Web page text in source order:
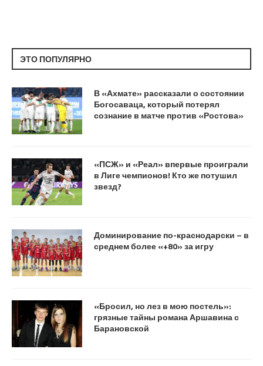
ЭТО ПОПУЛЯРНО
В «Ахмате» рассказали о состоянии
Богосаваца, который потерял
сознание в матче против «Ростова»
«ПСЖ» и «Реал» впервые проиграли
в Лиге чемпионов! Кто же потушил
звезд?
Доминирование по-краснодарски – в
среднем более «+80» за игру
«Бросил, но лез в мою постель»:
грязные тайны романа Аршавина с
Барановской